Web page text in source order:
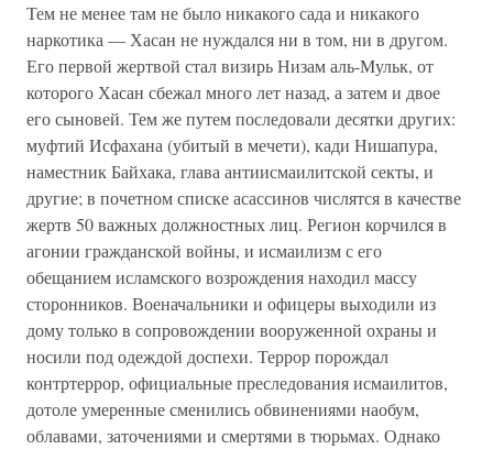
Тем не менее там не было никакого сада и никакого
наркотика — Хасан не нуждался ни в том, ни в другом.
Его первой жертвой стал визирь Низам аль-Мульк, от
которого Хасан сбежал много лет назад, а затем и двое
его сыновей. Тем же путем последовали десятки других:
муфтий Исфахана (убитый в мечети), кади Нишапура,
наместник Байхака, глава антиисмаилитской секты, и
другие; в почетном списке асассинов числятся в качестве
жертв 50 важных должностных лиц. Регион корчился в
агонии гражданской войны, и исмаилизм с его
обещанием исламского возрождения находил массу
сторонников. Военачальники и офицеры выходили из
дому только в сопровождении вооруженной охраны и
носили под одеждой доспехи. Террор порождал
контртеррор, официальные преследования исмаилитов,
дотоле умеренные сменились обвинениями наобум,
облавами, заточениями и смертями в тюрьмах. Однако